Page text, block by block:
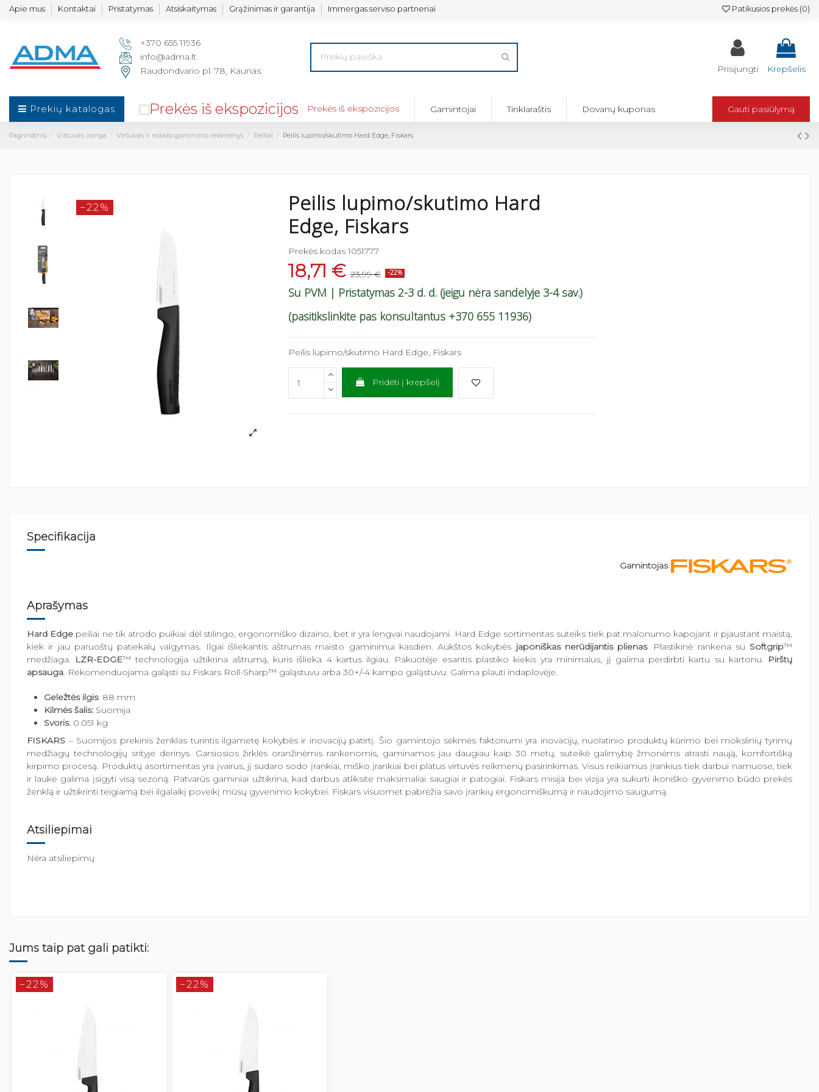
Apie mus Kontaktai Pristatymas Atsiskaitymas Grąžinimas ir garantija Immergas serviso partneriai Patikusios prekės (0)
+370 655 11936
info@adma.lt
Raudondvario pl. 78, Kaunas
Prisijungti Krepšelis
Prekių katalogas Prekės iš ekspozicijos Gamintojai Tinklaraštis Dovanų kuponas Gauti pasiūlymą
Pagrindinis Virtuvės įranga Virtuvės ir maisto gaminimo reikmenys Peiliai Peilis lupimo/skutimo Hard Edge, Fiskars
−22%
Peilis lupimo/skutimo Hard
Edge, Fiskars
Prekės kodas 1051777
18,71 € 23,99 € -22%
Su PVM | Pristatymas 2-3 d. d. (jeigu nėra sandelyje 3-4 sav.)
(pasitikslinkite pas konsultantus +370 655 11936)
Peilis lupimo/skutimo Hard Edge, Fiskars
Pridėti į krepšelį
Specifikacija
Gamintojas
Aprašymas
Hard Edge peiliai ne tik atrodo puikiai dėl stilingo, ergonomiško dizaino, bet ir yra lengvai naudojami. Hard Edge sortimentas suteiks tiek pat malonumo kapojant ir pjaustant maistą,
kiek ir jau paruoštų patiekalų valgymas. Ilgai išliekantis aštrumas maisto gaminimui kasdien. Aukštos kokybės japoniškas nerūdijantis plienas. Plastikinė rankena su Softgrip™
medžiaga. LZR-EDGE™ technologija užtikrina aštrumą, kuris išlieka 4 kartus ilgiau. Pakuotėje esantis plastiko kiekis yra minimalus, jį galima perdirbti kartu su kartonu. Pirštų
apsauga. Rekomenduojama galąsti su Fiskars Roll-Sharp™ galąstuvu arba 30+/-4 kampo galąstuvu. Galima plauti indaplovėje.
Geležtės ilgis: 88 mm
Kilmės šalis: Suomija
Svoris: 0.051 kg
FISKARS – Suomijos prekinis ženklas turintis ilgametę kokybės ir inovacijų patirtį. Šio gamintojo sėkmės faktoriumi yra inovacijų, nuolatinio produktų kūrimo bei mokslinių tyrimų
medžiagų technologijų srityje derinys. Garsiosios žirklės oranžinėmis rankenomis, gaminamos jau daugiau kaip 30 metų, suteikė galimybę žmonėms atrasti naują, komfortišką
kirpimo procesą. Produktų asortimentas yra įvairus, jį sudaro sodo įrankiai, miško įrankiai bei platus virtuvės reikmenų pasirinkimas. Visus reikiamus įrankius tiek darbui namuose, tiek
ir lauke galima įsigyti visą sezoną. Patvarūs gaminiai užtikrina, kad darbus atliksite maksimaliai saugiai ir patogiai. Fiskars misija bei vizija yra sukurti ikoniško gyvenimo būdo prekės
ženklą ir užtikrinti teigiamą bei ilgalaikį poveikį mūsų gyvenimo kokybei. Fiskars visuomet pabrėžia savo įrankių ergonomiškumą ir naudojimo saugumą.
Atsiliepimai
Nėra atsiliepimų
Jums taip pat gali patikti:
−22% −22%